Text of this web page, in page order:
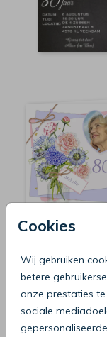
Cookies
Wij gebruiken
betere
onze prestaties
sociale